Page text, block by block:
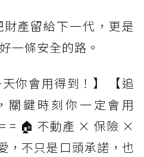
產留給下一代，更是
一條安全的路。
天你會用得到！】 【追
關鍵時刻你一定會用
= 🏠 不動產 × 保險 ×
，不只是口頭承諾，也